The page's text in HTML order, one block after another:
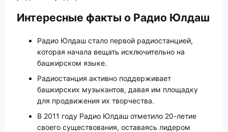
Интересные факты о Радио Юлдаш
Радио Юлдаш стало первой радиостанцией,
которая начала вещать исключительно на
башкирском языке.
Радиостанция активно поддерживает
башкирских музыкантов, давая им площадку
для продвижения их творчества.
В 2011 году Радио Юлдаш отметило 20-летие
своего существования, оставаясь лидером